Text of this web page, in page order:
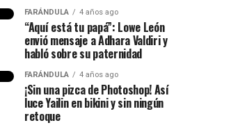
FARÁNDULA 4 años ago
“Aquí está tu papá”: Lowe León
envió mensaje a Adhara Valdiri y
habló sobre su paternidad
FARÁNDULA 4 años ago
¡Sin una pizca de Photoshop! Así
luce Yailin en bikini y sin ningún
retoque